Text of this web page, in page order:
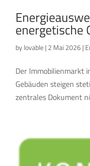
bylovable|2 Mai 2026|
Der Immobilienmarkt
Gebäuden steigen
zentrales Dokument